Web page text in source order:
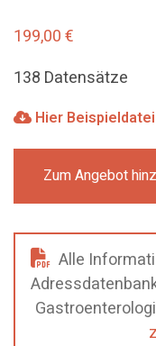
199,00€
138 Datensätze
Hier
Zum Angebot
Alle